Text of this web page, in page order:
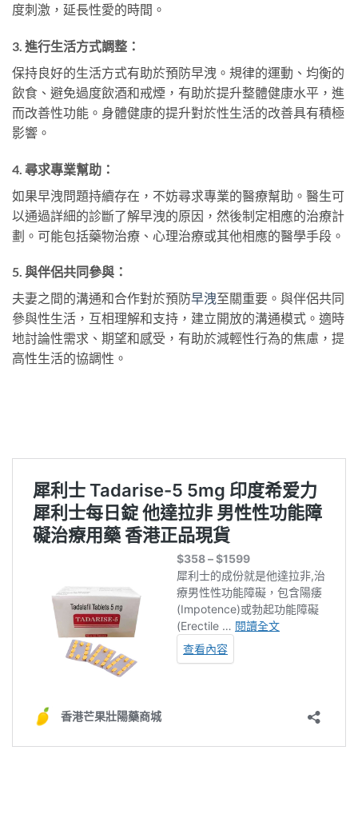
度刺激，延長性愛的時間。
3. 進行生活方式調整：
保持良好的生活方式有助於預防早洩。規律的運動、均衡的
飲食、避免過度飲酒和戒煙，有助於提升整體健康水平，進
而改善性功能。身體健康的提升對於性生活的改善具有積極
影響。
4. 尋求專業幫助：
如果早洩問題持續存在，不妨尋求專業的醫療幫助。醫生可
以通過詳細的診斷了解早洩的原因，然後制定相應的治療計
劃。可能包括藥物治療、心理治療或其他相應的醫學手段。
5. 與伴侶共同參與：
夫妻之間的溝通和合作對於預防早洩至關重要。與伴侶共同
參與性生活，互相理解和支持，建立開放的溝通模式。適時
地討論性需求、期望和感受，有助於減輕性行為的焦慮，提
高性生活的協調性。